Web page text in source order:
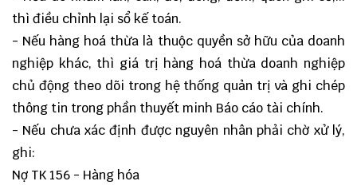
thì điều chỉnh lại sổ kế toán.
- Nếu hàng hoá thừa là thuộc quyền sở hữu của doanh
nghiệp khác, thì giá trị hàng hoá thừa doanh nghiệp
chủ động theo dõi trong hệ thống quản trị và ghi chép
thông tin trong phần thuyết minh Báo cáo tài chính.
- Nếu chưa xác định được nguyên nhân phải chờ xử lý,
ghi:
Nợ TK 156 - Hàng hóa